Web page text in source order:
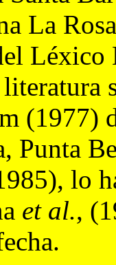
La
Léxico
Punta
lo
et al.,